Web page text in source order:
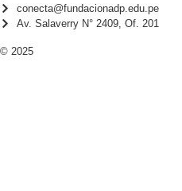
conecta@fundacionadp.edu.pe
Av. Salaverry N° 2409, Of. 201
© 2025